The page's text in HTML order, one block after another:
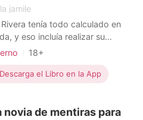
jamile
Rivera tenía todo calculado en
y eso incluía realizar su
ser el presidente de
no contaba era que una mujer
volvería a cruzarse en su
y lo
18+
a primera vista
CEO
Recién adulto
Descarga el Libro en la App
novia de mentiras para